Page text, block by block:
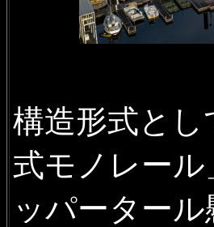
構造形式と
式モノレー
ッパーター